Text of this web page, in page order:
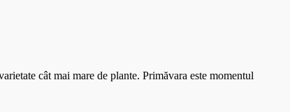
cât mai mare de plante. Primăvara este momentul